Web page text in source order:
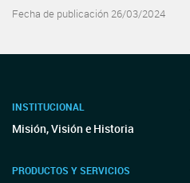
Fecha de publicación 26/03/2024
INSTITUCIONAL
Misión, Visión e Historia
PRODUCTOS Y SERVICIOS